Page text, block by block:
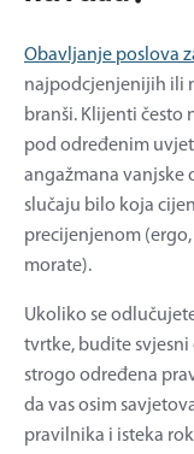
Obavljanje poslova
najpodcjenjenijih ili
branši. Klijenti često
pod određenim
angažmana vanjske
slučaju bilo koja
precijenjenom
morate).
Ukoliko se
tvrtke, budite
strogo određena
da vas osim
pravilnika i isteka